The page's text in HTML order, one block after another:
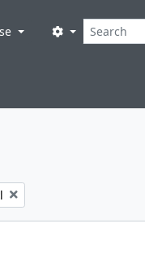
Búsqueda
Search options
filter: